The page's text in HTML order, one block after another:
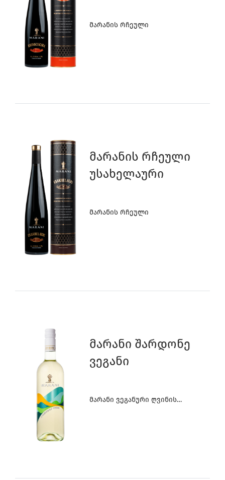
Მარანის Რჩეული
Მარანის Რჩეული
Უსახელაური
Მარანის Რჩეული
Მარანი Შარდონე
Ვეგანი
Მარანი Ვეგანური Ღვინის